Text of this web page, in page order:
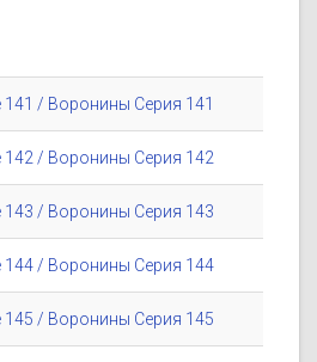
/ Воронины Серия 141
142 / Воронины Серия 142
143 / Воронины Серия 143
144 / Воронины Серия 144
145 / Воронины Серия 145